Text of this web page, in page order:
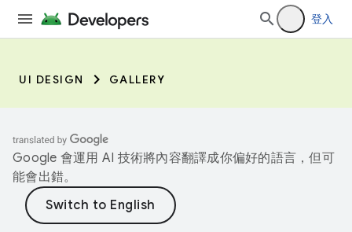
登入
UI DESIGN GALLERY
Google 會運用 AI 技術將內容翻譯成你偏好的語言，但可
能會出錯。